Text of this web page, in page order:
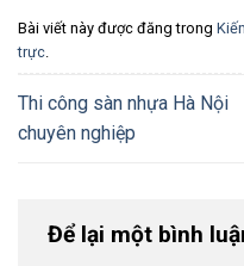
Bài viết này được đăng trong
trực
Thi công sàn nhựa Hà Nội
chuyên nghiệp
Để lại một bình